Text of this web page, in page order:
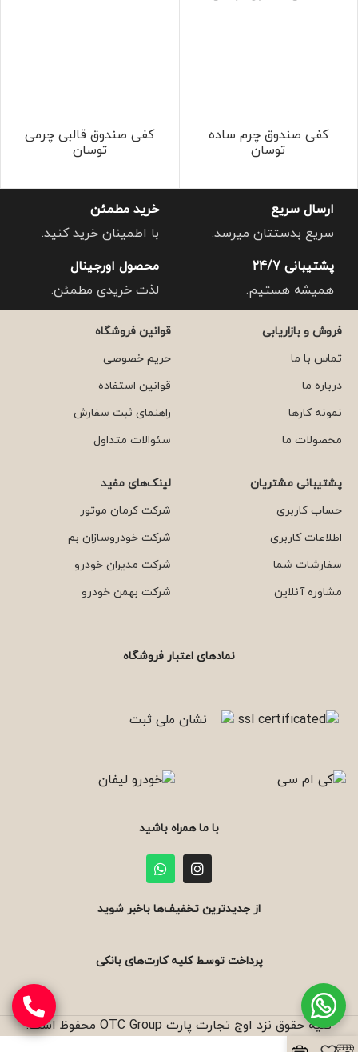
کفی صندوق چرم ساده
توسان
کفی صندوق قالبی چرمی
توسان
ارسال سریع
سریع بدستتان میرسد.
خرید مطمئن
با اطمینان خرید کنید.
پشتیبانی 24/7
همیشه هستیم.
محصول اورجینال
لذت خریدی مطمئن.
فروش و بازاریابی
تماس با ما
درباره ما
نمونه کارها
محصولات ما
قوانین فروشگاه
حریم خصوصی
قوانین استفاده
راهنمای ثبت سفارش
سئوالات متداول
پشتیبانی مشتریان
حساب کاربری
اطلاعات کاربری
سفارشات شما
مشاوره آنلاین
لینک‌های مفید
شرکت کرمان موتور
شرکت خودروسازان بم
شرکت مدیران خودرو
شرکت بهمن خودرو
نمادهای اعتبار فروشگاه
با ما همراه باشید
از جدیدترین تخفیف‌ها باخبر شوید
پرداخت توسط کلیه کارت‌های بانکی
کلیه حقوق نزد اوج تجارت پارت OTC Group محفوظ است.